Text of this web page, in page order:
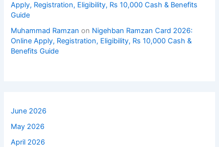
Apply, Registration, Eligibility, Rs 10,000 Cash & Benefits
Guide
Muhammad Ramzan on Nigehban Ramzan Card 2026:
Online Apply, Registration, Eligibility, Rs 10,000 Cash &
Benefits Guide
June 2026
May 2026
April 2026